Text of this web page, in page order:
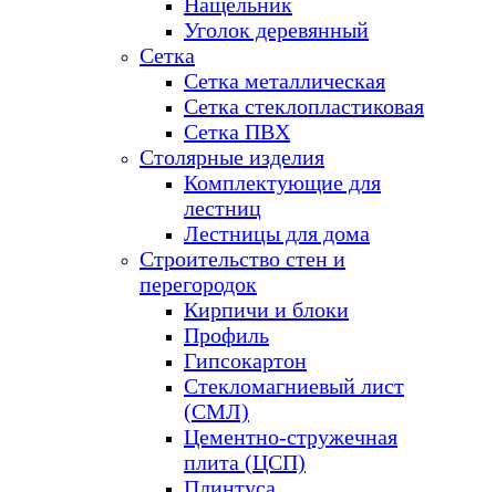
Уголок деревянный
Сетка
Сетка металлическая
Сетка стеклопластиковая
Сетка ПВХ
Столярные изделия
Комплектующие для
лестниц
Лестницы для дома
Строительство стен и
перегородок
Кирпичи и блоки
Профиль
Гипсокартон
Стекломагниевый лист
(СМЛ)
Цементно-стружечная
плита (ЦСП)